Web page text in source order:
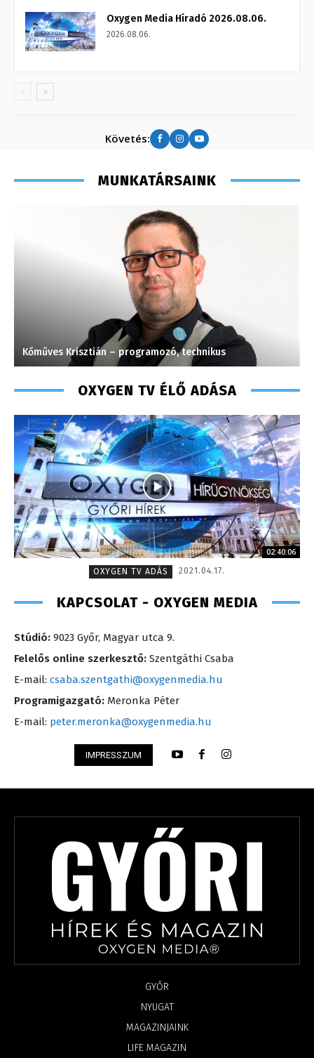
Oxygen Media Híradó 2026.08.06.
2026.08.06.
Követés:
MUNKATÁRSAINK
Kőműves Krisztián – programozó, technikus
OXYGEN TV ÉLŐ ADÁSA
02:40:06
OXYGEN TV ADÁS
2021.04.17.
KAPCSOLAT - OXYGEN MEDIA
Stúdió: 9023 Győr, Magyar utca 9.
Felelős online szerkesztő: Szentgáthi Csaba
E-mail: csaba.szentgathi@oxygenmedia.hu
Programigazgató: Meronka Péter
E-mail: peter.meronka@oxygenmedia.hu
IMPRESSZUM
GYŐR
NYUGAT
MAGAZINJAINK
LIFE MAGAZIN